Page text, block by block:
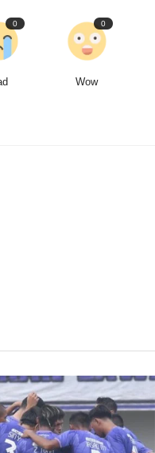
0 0
Wow